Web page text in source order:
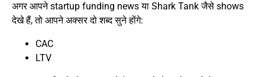
अगर आपने startup funding news या Shark Tank जैसे shows
देखे हैं, तो आपने अक्सर दो शब्द सुने होंगे:
CAC
LTV